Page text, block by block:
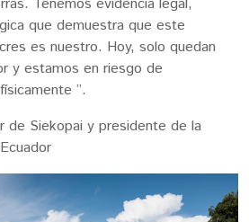
que demuestra que este
es nuestro. Hoy, solo quedan
y estamos en riesgo de
”.
de Siekopai y presidente de la